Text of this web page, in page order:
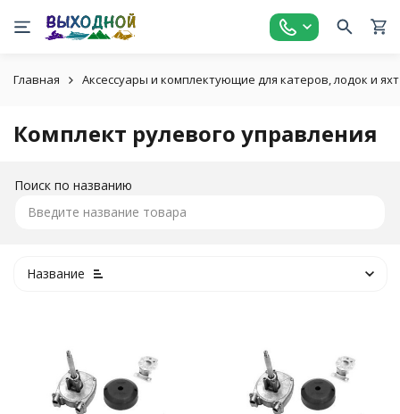
Главная Аксессуары и комплектующие для катеров, лодок и яхт
Комплект рулевого управления
Поиск по названию
Название